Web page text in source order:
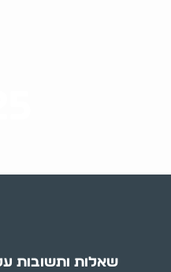
שאלות ותשובות